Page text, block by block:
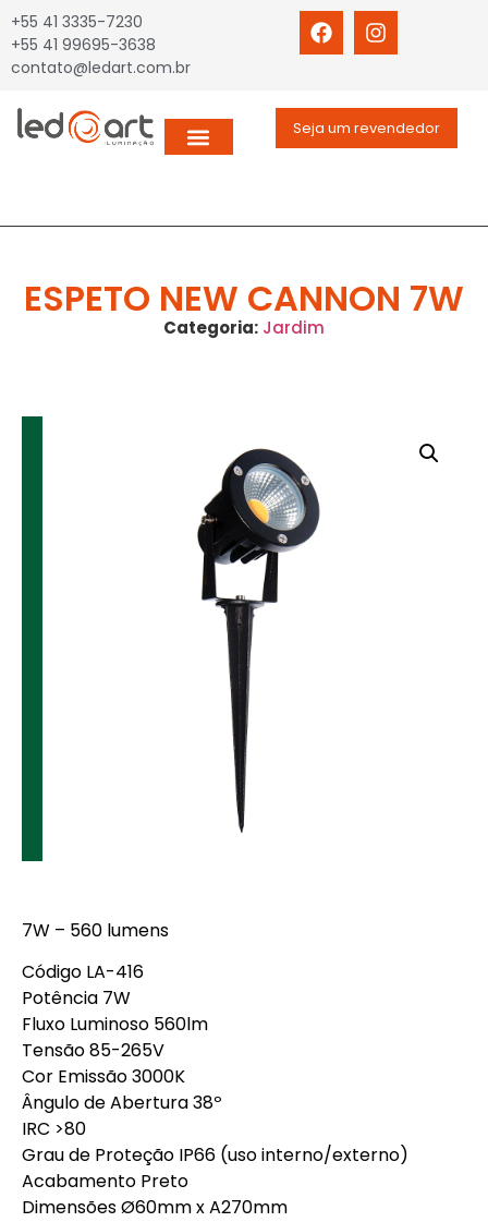
+55 41 3335-7230
+55 41 99695-3638
contato@ledart.com.br
Seja um revendedor
ESPETO NEW CANNON 7W
Categoria: Jardim
7W – 560 lumens
Código LA-416
Potência 7W
Fluxo Luminoso 560lm
Tensão 85-265V
Cor Emissão 3000K
Ângulo de Abertura 38º
IRC >80
Grau de Proteção IP66 (uso interno/externo)
Acabamento Preto
Dimensões Ø60mm x A270mm